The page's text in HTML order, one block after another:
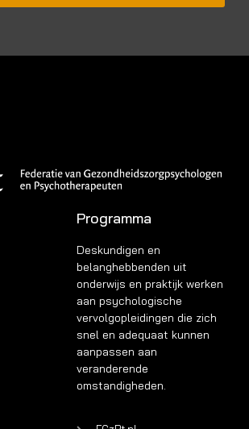
Programma
Deskundigen en
belanghebbenden uit
onderwijs en praktijk werken
aan psychologische
vervolgopleidingen die zich
snel en adequaat kunnen
aanpassen aan
veranderende
omstandigheden.